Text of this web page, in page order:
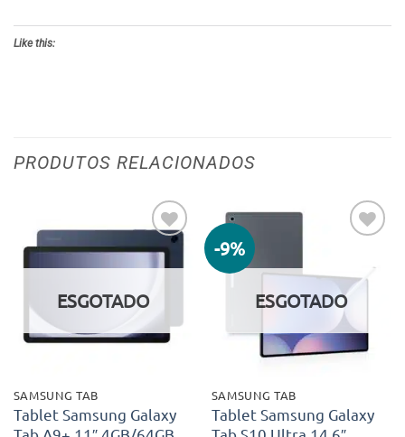
Like this:
PRODUTOS RELACIONADOS
Adicionar
aos meus
ESGOTADO
SAMSUNG TAB
Tablet Samsung Galaxy
-9%
aos meus
desejos
ESGOTADO
SAMSUNG TAB
Tablet Samsung Galaxy